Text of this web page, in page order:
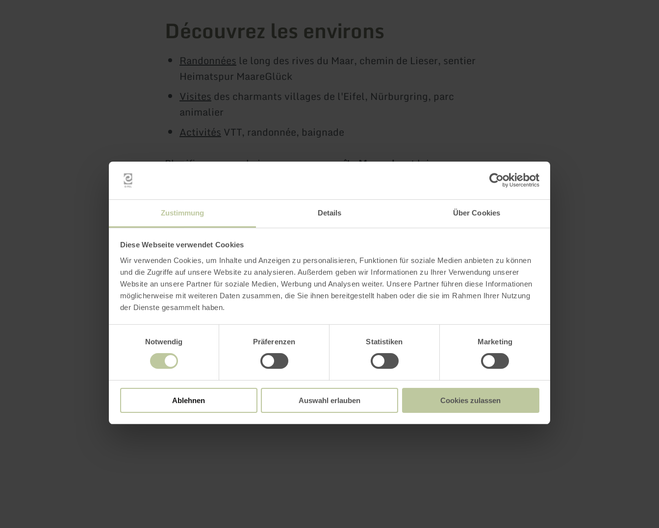
Zustimmung Details Über Cookies
Diese Webseite verwendet Cookies
Wir verwenden Cookies, um Inhalte und Anzeigen zu personalisieren, Funktionen für soziale Medien anbieten zu können
und die Zugriffe auf unsere Website zu analysieren. Außerdem geben wir Informationen zu Ihrer Verwendung unserer
Website an unsere Partner für soziale Medien, Werbung und Analysen weiter. Unsere Partner führen diese Informationen
möglicherweise mit weiteren Daten zusammen, die Sie ihnen bereitgestellt haben oder die sie im Rahmen Ihrer Nutzung
der Dienste gesammelt haben.
Notwendig
Präferenzen Statistiken Marketing
Ablehnen Auswahl erlauben Cookies zulassen
Découvrez les environs
Randonnées le long des rives du Maar, chemin de Lieser, sentier
Heimatspur MaareGlück
Visitesdes charmants villages de l'Eifel, Nürburgring, parc
animalier
ActivitésVTT, randonnée, baignade
Planifiez vos prochaines vacances augîte Maarruheet laissez-vous
en savoir plus
Plus d'informations
Équipements